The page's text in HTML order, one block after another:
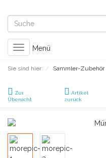
Toggle
navigation
Menü
Sie sind hier: Sammler-Zubehör
Zur
Übersicht
Artikel
zurück